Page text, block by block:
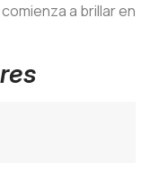
a brillar en